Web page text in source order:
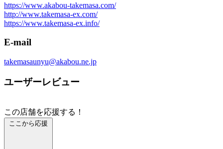
https://www.akabou-takemasa.com/
http://www.takemasa-ex.com/
https://www.takemasa-ex.info/
E-mail
takemasaunyu@akabou.ne.jp
ユーザーレビュー
この店舗を応援する！
ここから応援